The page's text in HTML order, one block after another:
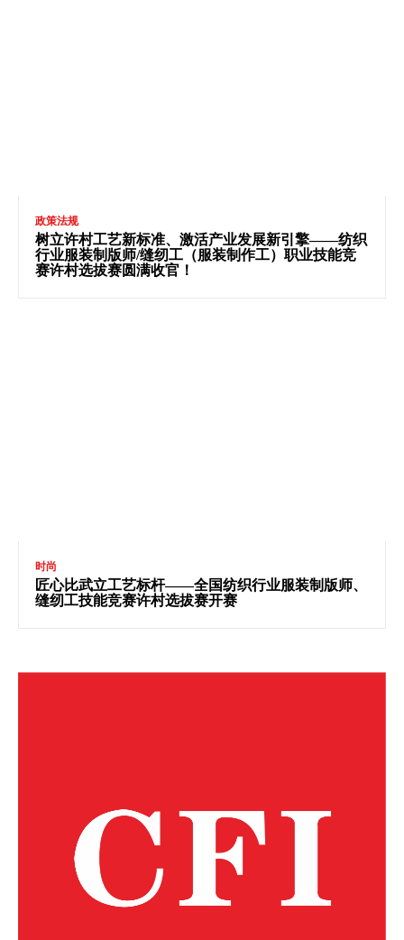
政策法规
树立许村工艺新标准、激活产业发展新引擎——纺织
行业服装制版师/缝纫工（服装制作工）职业技能竞
赛许村选拔赛圆满收官！
时尚
匠心比武立工艺标杆——全国纺织行业服装制版师、
缝纫工技能竞赛许村选拔赛开赛